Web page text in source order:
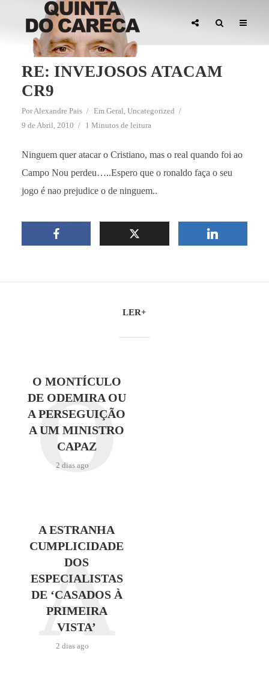
RE: INVEJOSOS ATACAM
CR9
PorAlexandre Pais Em Geral, Uncategorized
9 de Abril, 2010
1 Minutos de leitura
Ninguem quer atacar o Cristiano, mas o real quando foi ao
Campo Nou perdeu…..Espero que o ronaldo faça o seu
jogo é nao prejudice o de ninguem..
LER+
O MONTÍCULO
DE ODEMIRA OU
A PERSEGUIÇÃO
A UM MINISTRO
CAPAZ
2 dias ago
O
A ESTRANHA
CUMPLICIDADE
DOS
ESPECIALISTAS
DE ‘CASADOS À
PRIMEIRA
VISTA’
2 dias ago
A